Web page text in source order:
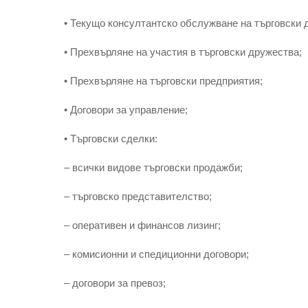
• Текущо консултантско обслужване на търговски
• Прехвърляне на участия в търговски дружества;
• Прехвърляне на търговски предприятия;
• Договори за управление;
• Търговски сделки:
– всички видове търговски продажби;
– търговско представителство;
– оперативен и финансов лизинг;
– комисионни и спедиционни договори;
– договори за превоз;